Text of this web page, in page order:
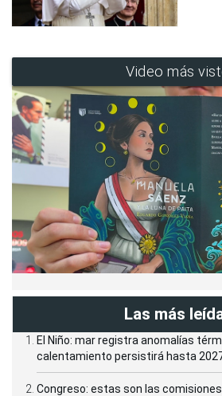
Video más
Las más
El Niño: mar registra anomalías
calentamiento persistirá hasta
Congreso: estas son las